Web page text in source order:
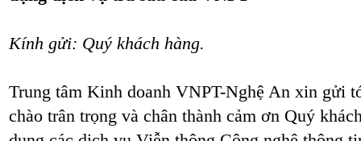
Kính gửi: Quý khách hàng.
Trung tâm Kinh doanh VNPT-Nghệ An xin gửi
chào trân trọng và chân thành cảm ơn Quý